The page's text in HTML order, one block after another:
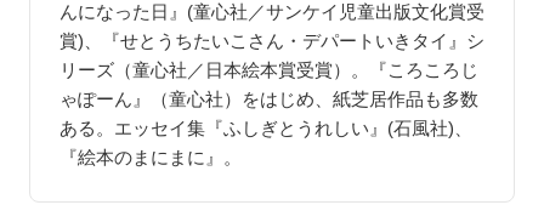
んになった日』(童心社／サンケイ児童出版文化賞受
賞)、『せとうちたいこさん・デパートいきタイ』シ
リーズ（童心社／日本絵本賞受賞）。『ころころじ
ゃぽーん』（童心社）をはじめ、紙芝居作品も多数
ある。エッセイ集『ふしぎとうれしい』(石風社)、
『絵本のまにまに』。